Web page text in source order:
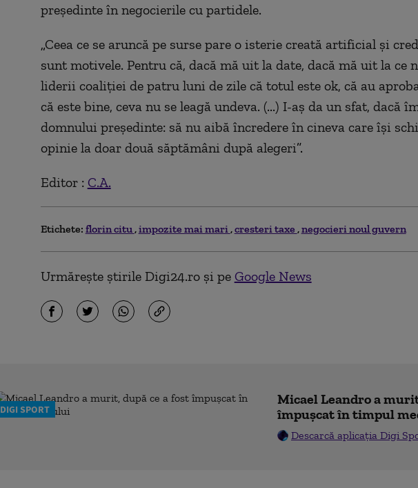
președinte în negocierile cu partidele.
„Ceea ce se aruncă pe surse pare o isterie creată artificial și
sunt motivele. Pentru că, dacă mă uit la date, dacă mă uit la ce
liderii coaliției de patru luni de zile că totul este ok, că au
că este bine, ceva nu se leagă undeva. (...) I-aș da un sfat, dacă
domnului președinte: să nu aibă încredere în cineva care își
opinie la doar două săptămâni după alegeri”.
Editor : C.A.
Etichete: florin citu impozite mai mari cresteri taxe negocieri noul guvern
Urmărește știrile Digi24.ro și pe Google News
DIGI SPORT
Micael Leandro a
împușcat în timpul
Descarcă aplicația Digi